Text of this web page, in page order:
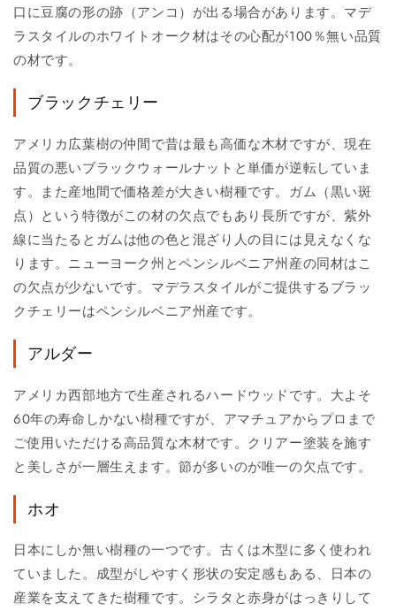
口に豆腐の形の跡（アンコ）が出る場合があります。マデ
ラスタイルのホワイトオーク材はその心配が100％無い品質
の材です。
ブラックチェリー
アメリカ広葉樹の仲間で昔は最も高価な木材ですが、現在
品質の悪いブラックウォールナットと単価が逆転していま
す。また産地間で価格差が大きい樹種です。ガム（黒い斑
点）という特徴がこの材の欠点でもあり長所ですが、紫外
線に当たるとガムは他の色と混ざり人の目には見えなくな
ります。ニューヨーク州とペンシルベニア州産の同材はこ
の欠点が少ないです。マデラスタイルがご提供するブラッ
クチェリーはペンシルベニア州産です。
アルダー
アメリカ西部地方で生産されるハードウッドです。大よそ
60年の寿命しかない樹種ですが、アマチュアからプロまで
ご使用いただける高品質な木材です。クリアー塗装を施す
と美しさが一層生えます。節が多いのが唯一の欠点です。
ホオ
日本にしか無い樹種の一つです。古くは木型に多く使われ
ていました。成型がしやすく形状の安定感もある、日本の
産業を支えてきた樹種です。シラタと赤身がはっきりして